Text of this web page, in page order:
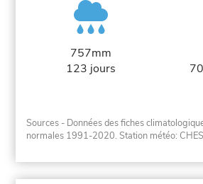
757mm
123 jours
Sources - Données des fiches
normales 1991-2020. Station météo: